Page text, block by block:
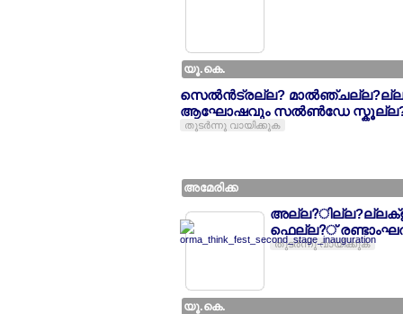
യൂ.കെ.
സെല്‍ന്‍ട്രല്ല? മാല്‍ഞ്ചല്ല?ല്ല?
ആഘോഷവും സല്‍ണ്‍ഡേ സ്കൂല്ല?
തുടര്‍ന്നു വായിക്കുക
അമേരിക്ക
ഫെല്ല?്
തുടര്‍ന്നു വായിക്കുക
യൂ.കെ.